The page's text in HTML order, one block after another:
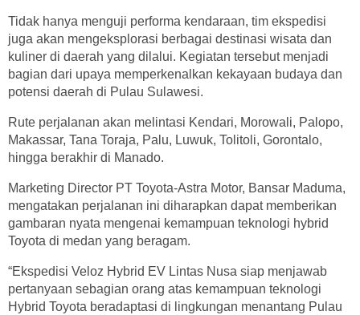
Tidak hanya menguji performa kendaraan, tim ekspedisi
juga akan mengeksplorasi berbagai destinasi wisata dan
kuliner di daerah yang dilalui. Kegiatan tersebut menjadi
bagian dari upaya memperkenalkan kekayaan budaya dan
potensi daerah di Pulau Sulawesi.
Rute perjalanan akan melintasi Kendari, Morowali, Palopo,
Makassar, Tana Toraja, Palu, Luwuk, Tolitoli, Gorontalo,
hingga berakhir di Manado.
Marketing Director PT Toyota-Astra Motor, Bansar Maduma,
mengatakan perjalanan ini diharapkan dapat memberikan
gambaran nyata mengenai kemampuan teknologi hybrid
Toyota di medan yang beragam.
“Ekspedisi Veloz Hybrid EV Lintas Nusa siap menjawab
pertanyaan sebagian orang atas kemampuan teknologi
Hybrid Toyota beradaptasi di lingkungan menantang Pulau